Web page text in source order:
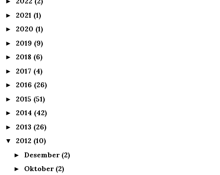
► 2021 (1)
► 2020 (1)
► 2019 (9)
► 2018 (6)
► 2017 (4)
► 2016 (26)
► 2015 (51)
► 2014 (42)
► 2013 (26)
▼ 2012 (10)
► Desember (2)
► Oktober (2)